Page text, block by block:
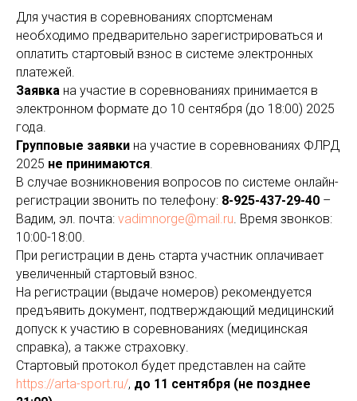
Для участия в соревнованиях спортсменам
необходимо предварительно зарегистрироваться и
оплатить стартовый взнос в системе электронных
платежей.
Заявка на участие в соревнованиях принимается в
электронном формате до 10 сентября (до 18:00) 2025
года.
Групповые заявки на участие в соревнованиях ФЛРД
2025 не принимаются.
В случае возникновения вопросов по системе онлайн-
регистрации звонить по телефону: 8-925-437-29-40 –
Вадим, эл. почта: vadimnorge@mail.ru. Время звонков:
10:00-18:00.
При регистрации в день старта участник оплачивает
увеличенный стартовый взнос.
На регистрации (выдаче номеров) рекомендуется
предъявить документ, подтверждающий медицинский
допуск к участию в соревнованиях (медицинская
справка), а также страховку.
Стартовый протокол будет представлен на сайте
https://arta-sport.ru/, до 11 сентября (не позднее